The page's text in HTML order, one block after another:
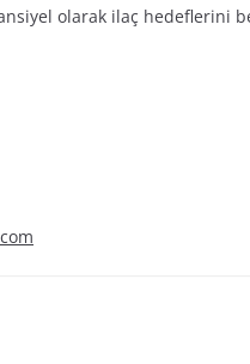
olarak ilaç hedeflerini